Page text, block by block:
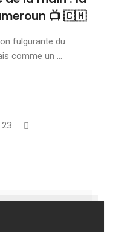
📺 🇨🇲
fulgurante du
comme un ...
23